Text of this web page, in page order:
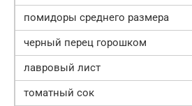
помидоры среднего размера
черный перец горошком
лавровый лист
томатный сок